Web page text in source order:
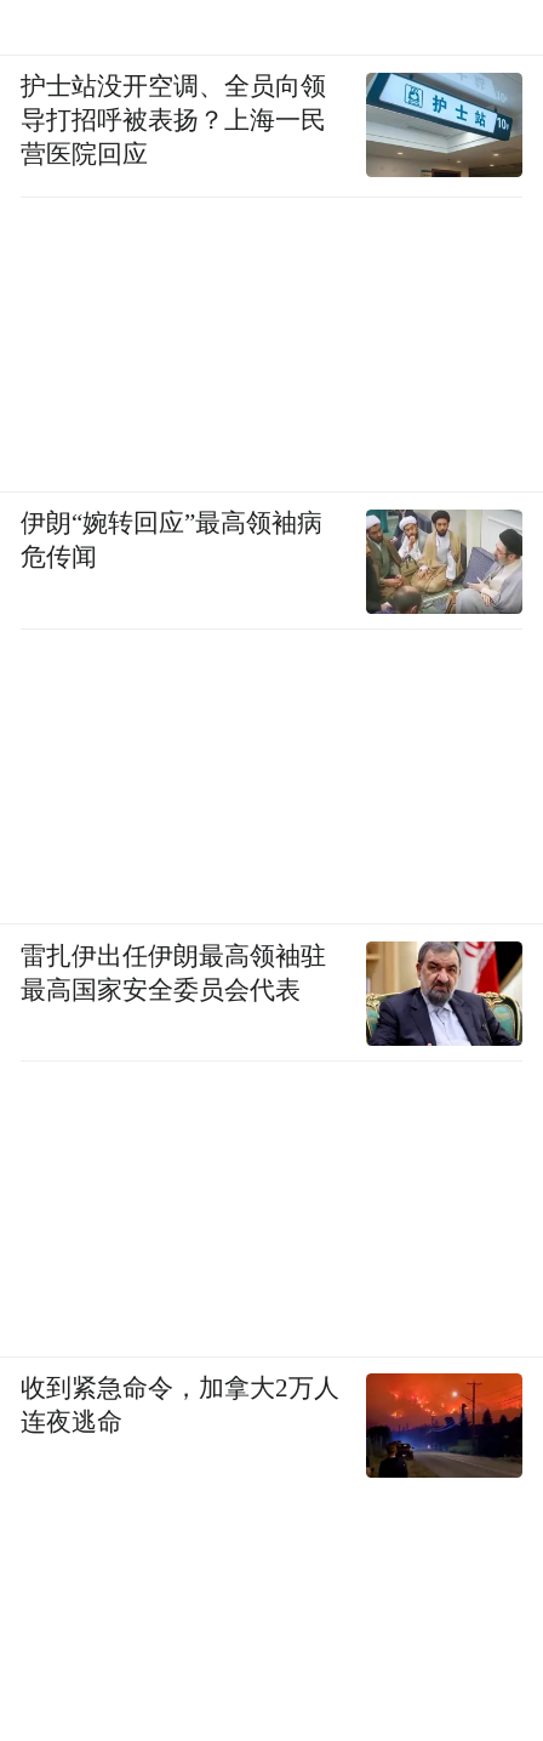
护士站没开空调、全员向领
导打招呼被表扬？上海一民
营医院回应
伊朗“婉转回应”最高领袖病
危传闻
雷扎伊出任伊朗最高领袖驻
最高国家安全委员会代表
收到紧急命令，加拿大2万人
连夜逃命